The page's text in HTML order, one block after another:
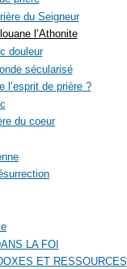
du Seigneur
l’Athonite
douleur
sécularisé
l’esprit de prière ?
du coeur
LA FOI
ET RESSOURCES